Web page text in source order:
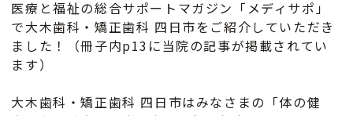
医療と福祉の総合サポートマガジン「メディサポ」
で大木歯科・矯正歯科 四日市をご紹介していただき
ました！（冊子内p13に当院の記事が掲載されてい
ます）
大木歯科・矯正歯科 四日市はみなさまの「体の健